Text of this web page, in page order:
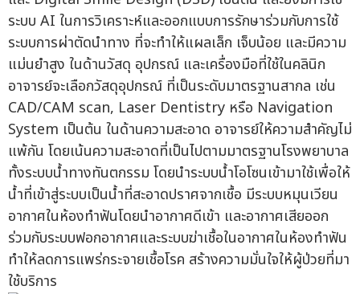
ระบบ AI ในการวิเคราะห์และออกแบบการรักษาร่วมกับการใช้
ระบบการผ่าตัดนำทาง ที่จะทำให้แผลเล็ก เจ็บน้อย และมีความ
แม่นยำสูง ในด้านวัสดุ อุปกรณ์ และเครื่องมือที่ใช้ในคลินิก
อาจารย์จะเลือกวัสดุอุปกรณ์ ที่เป็นระดับมาตรฐานสากล เช่น
CAD/CAM scan, Laser Dentistry หรือ Navigation
System เป็นต้น ในด้านความสะอาด อาจารย์ให้ความสำคัญไม่
แพ้กัน โดยเน้นความสะอาดที่เป็นไปตามมาตรฐานโรงพยาบาล
ทั้งระบบน้ำทางทันตกรรม โดยนำระบบน้ำโอโซนเข้ามาใช้เพื่อให้
น้ำที่เข้าสู่ระบบเป็นน้ำที่สะอาดปราศจากเชื้อ มีระบบหมุนเวียน
อากาศในห้องทำฟันโดยนำอากาศดีเข้า และอากาศเสียออก
ร่วมกับระบบฟอกอากาศและระบบฆ่าเชื้อในอากาศในห้องทำฟัน
ทำให้ลดการแพร่กระจายเชื้อโรค สร้างความมั่นใจให้ผู้ป่วยที่มา
ใช้บริการ